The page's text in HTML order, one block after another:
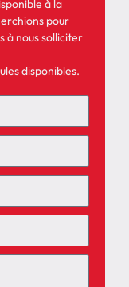
à la
pour
à nous solliciter
disponibles.